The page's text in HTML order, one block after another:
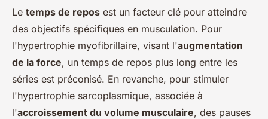
Le temps de repos est un facteur clé pour atteindre
des objectifs spécifiques en musculation. Pour
l'hypertrophie myofibrillaire, visant l'augmentation
de la force, un temps de repos plus long entre les
séries est préconisé. En revanche, pour stimuler
l'hypertrophie sarcoplasmique, associée à
l'accroissement du volume musculaire, des pauses